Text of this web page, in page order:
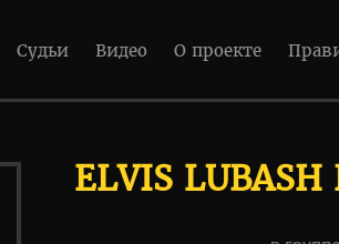
Судьи Видео О проекте
ELVIS LUBASH